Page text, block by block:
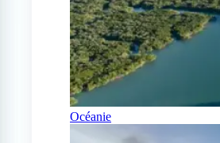
Océanie